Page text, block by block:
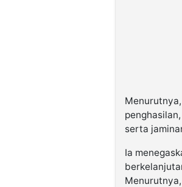
serta
Ia